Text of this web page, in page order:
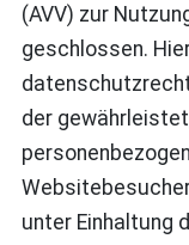
(AVV) zur
geschlossen.
der
unter Einhaltung